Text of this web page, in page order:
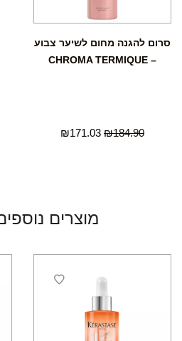
סרום להגנה מחום לשיער צבוע
– CHROMA TERMIQUE
₪184.90
₪171.03
מוצרים